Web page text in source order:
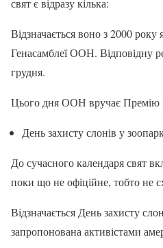
свят є відразу кілька:
Відзначається воно з 2000 року
Генасамблеї ООН. Відповідну
грудня.
Цього дня ООН вручає Премію
День захисту слонів у
До сучасного календаря свят
поки що не офіційне, тобто не
Відзначається День захисту
запропонована активістами